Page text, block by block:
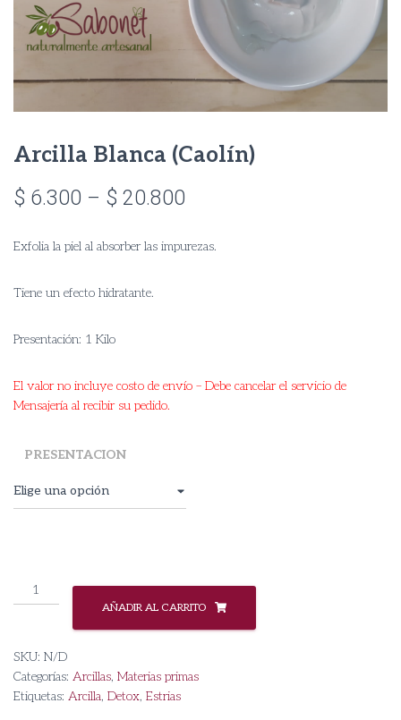
Arcilla Blanca (Caolín)
$ 6.300 – $ 20.800
Exfolia la piel al absorber las impurezas.
Tiene un efecto hidratante.
Presentación: 1 Kilo
El valor no incluye costo de envío – Debe cancelar el servicio de
Mensajería al recibir su pedido.
PRESENTACION
Arcilla
Blanca
AÑADIR AL CARRITO
SKU: N/D
Categorías: Arcillas, Materias primas
Etiquetas: Arcilla, Detox, Estrias